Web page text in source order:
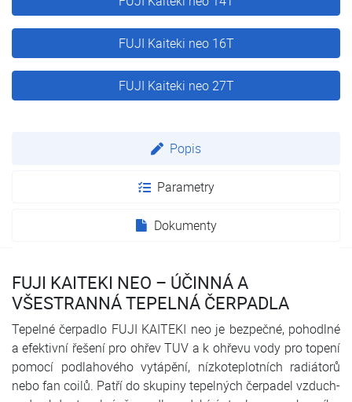
FUJI Kaiteki neo 16T
FUJI Kaiteki neo 27T
Popis
Parametry
Dokumenty
FUJI KAITEKI NEO – ÚČINNÁ A
VŠESTRANNÁ TEPELNÁ ČERPADLA
Tepelné čerpadlo FUJI KAITEKI neo je bezpečné, pohodlné
a efektivní řešení pro ohřev TUV a k ohřevu vody pro topení
pomocí podlahového vytápění, nízkoteplotních radiátorů
nebo fan coilů. Patří do skupiny tepelných čerpadel vzduch-